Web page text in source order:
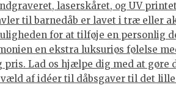
laserskåret, og UV
til barnedåb er lavet i træ eller
for at tilføje en personlig
en ekstra luksuriøs følelse
Lad os hjælpe dig med at gøre
af idéer til dåbsgaver til det